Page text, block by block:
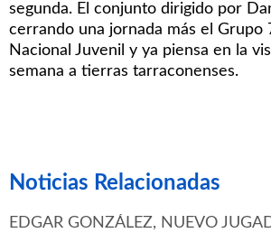
segunda. El conjunto dirigido por
cerrando una jornada más el Grupo
Nacional Juvenil y ya piensa en la
semana a tierras tarraconenses.
Noticias Relacionadas
EDGAR GONZÁLEZ, NUEVO